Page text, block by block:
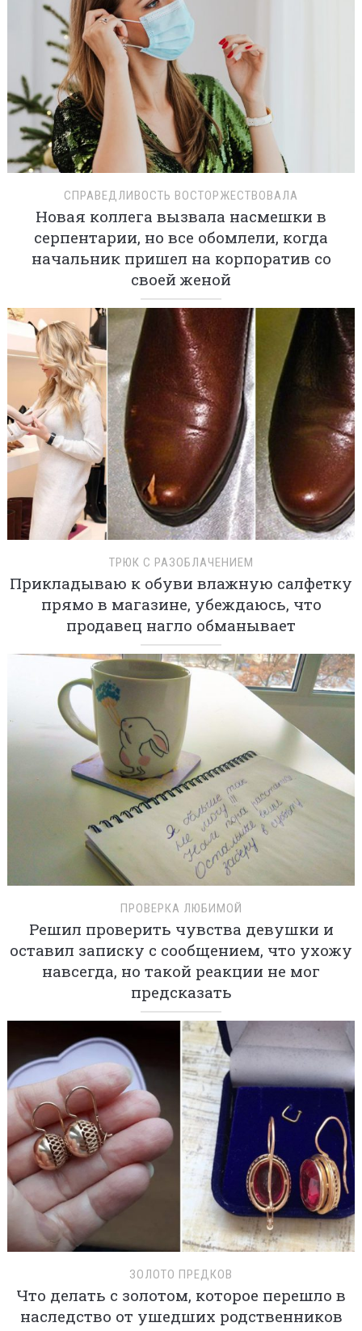
СПРАВЕДЛИВОСТЬ ВОСТОРЖЕСТВОВАЛА
Новая коллега вызвала насмешки в
серпентарии, но все обомлели, когда
начальник пришел на корпоратив со
своей женой
ТРЮК С РАЗОБЛАЧЕНИЕМ
Прикладываю к обуви влажную салфетку
прямо в магазине, убеждаюсь, что
продавец нагло обманывает
ПРОВЕРКА ЛЮБИМОЙ
Решил проверить чувства девушки и
оставил записку с сообщением, что ухожу
навсегда, но такой реакции не мог
предсказать
ЗОЛОТО ПРЕДКОВ
Что делать с золотом, которое перешло в
наследство от ушедших родственников